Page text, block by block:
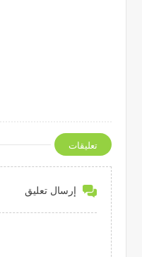
تعليقات
إرسال تعليق